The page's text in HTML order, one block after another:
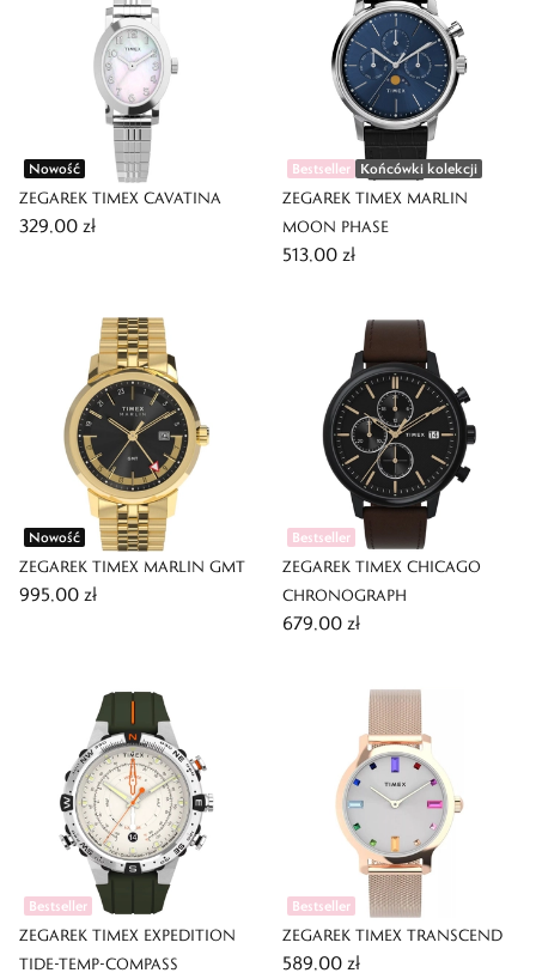
Nowość
ZEGAREK TIMEX CAVATINA
329,00 zł
Bestseller Końcówki kolekcji
ZEGAREK TIMEX MARLIN
MOON PHASE
513,00 zł
Nowość
ZEGAREK TIMEX MARLIN GMT
995,00 zł
Bestseller
ZEGAREK TIMEX CHICAGO
CHRONOGRAPH
679,00 zł
Bestseller
ZEGAREK TIMEX EXPEDITION
TIDE-TEMP-COMPASS
Bestseller
ZEGAREK TIMEX TRANSCEND
589,00 zł